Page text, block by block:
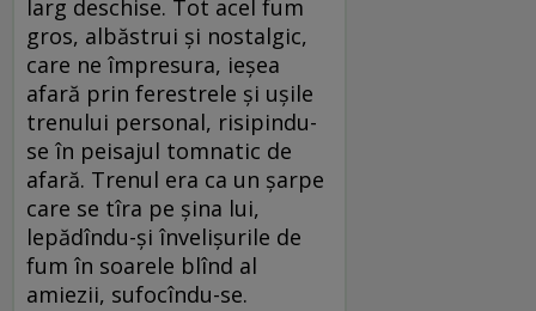
larg deschise. Tot acel fum
gros, albăstrui și nostalgic,
care ne împresura, ieșea
afară prin ferestrele și ușile
trenului personal, risipindu-
se în peisajul tomnatic de
afară. Trenul era ca un șarpe
care se tîra pe șina lui,
lepădîndu-și învelișurile de
fum în soarele blînd al
amiezii, sufocîndu-se.